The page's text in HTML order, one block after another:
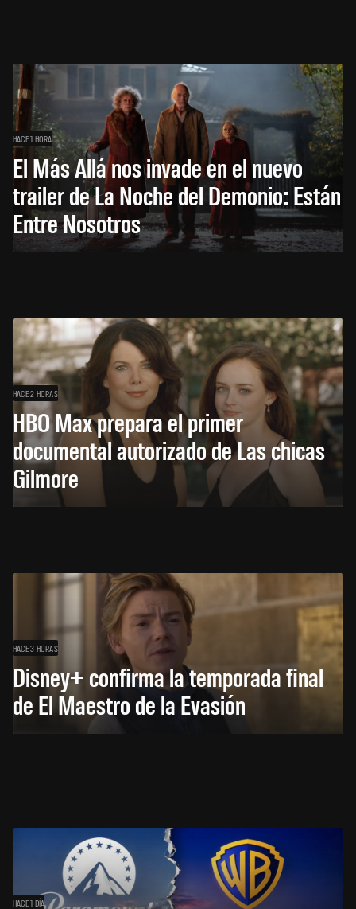
HACE 1 HORA
El Más Allá nos invade en el nuevo
trailer de La Noche del Demonio: Están
Entre Nosotros
HACE 2 HORAS
HBO Max prepara el primer
documental autorizado de Las chicas
Gilmore
HACE 3 HORAS
Disney+ confirma la temporada final
de El Maestro de la Evasión
HACE 1 DÍA